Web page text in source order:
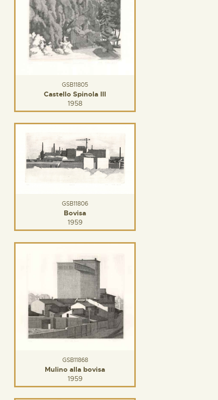
GSB11805
Castello Spinola III
1958
GSB11806
Bovisa
1959
GSB11868
Mulino alla bovisa
1959